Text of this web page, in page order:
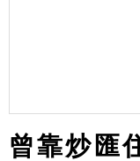
曾靠炒匯